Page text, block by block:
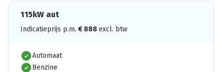
115kW aut
Indicatieprijs p.m. € 888excl. btw
Automaat
Benzine